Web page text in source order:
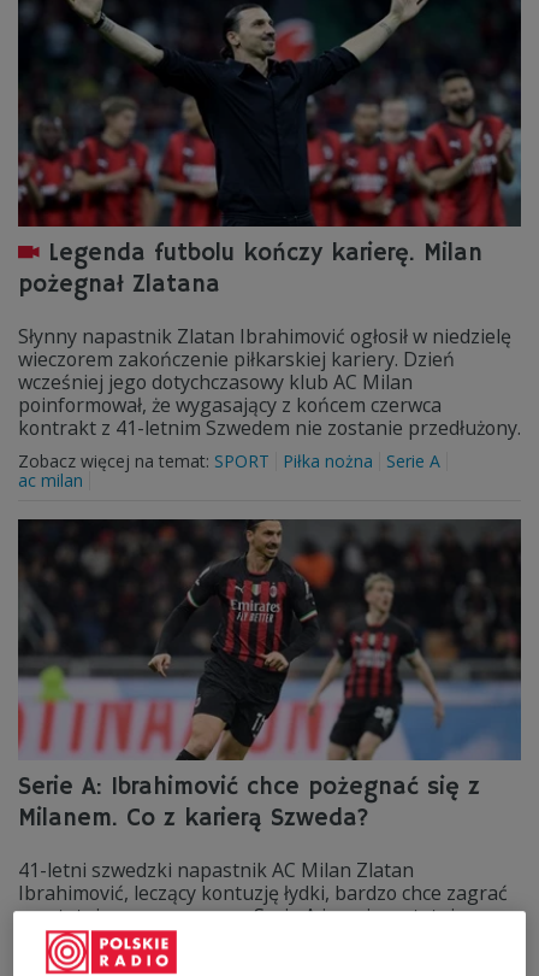
Legenda futbolu kończy karierę. Milan
pożegnał Zlatana
Słynny napastnik Zlatan Ibrahimović ogłosił w niedzielę
wieczorem zakończenie piłkarskiej kariery. Dzień
wcześniej jego dotychczasowy klub AC Milan
poinformował, że wygasający z końcem czerwca
kontrakt z 41-letnim Szwedem nie zostanie przedłużony.
Zobacz więcej na temat: SPORT Piłka nożna
Serie A
ac milan
Serie A: Ibrahimović chce pożegnać się z
Milanem. Co z karierą Szweda?
41-letni szwedzki napastnik AC Milan Zlatan
Ibrahimović, leczący kontuzję łydki, bardzo chce zagrać
w ostatnim meczu sezonu Serie A i swoim ostatnim w
klubie, aby pożegnać się na stadionie San Siro z
kibicami zespołu, w którym grał w latach 2010-2012 i